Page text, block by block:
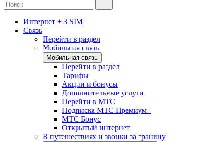
Интернет + 3 SIM
Связь
Перейти в раздел
Мобильная связь
Мобильная связь
Перейти в раздел
Тарифы
Акции и бонусы
Дополнительные услуги
Перейти в МТС
Подписка МТС Премиум+
МТС Бонус
Открытый интернет
В путешествиях и звонки за границу